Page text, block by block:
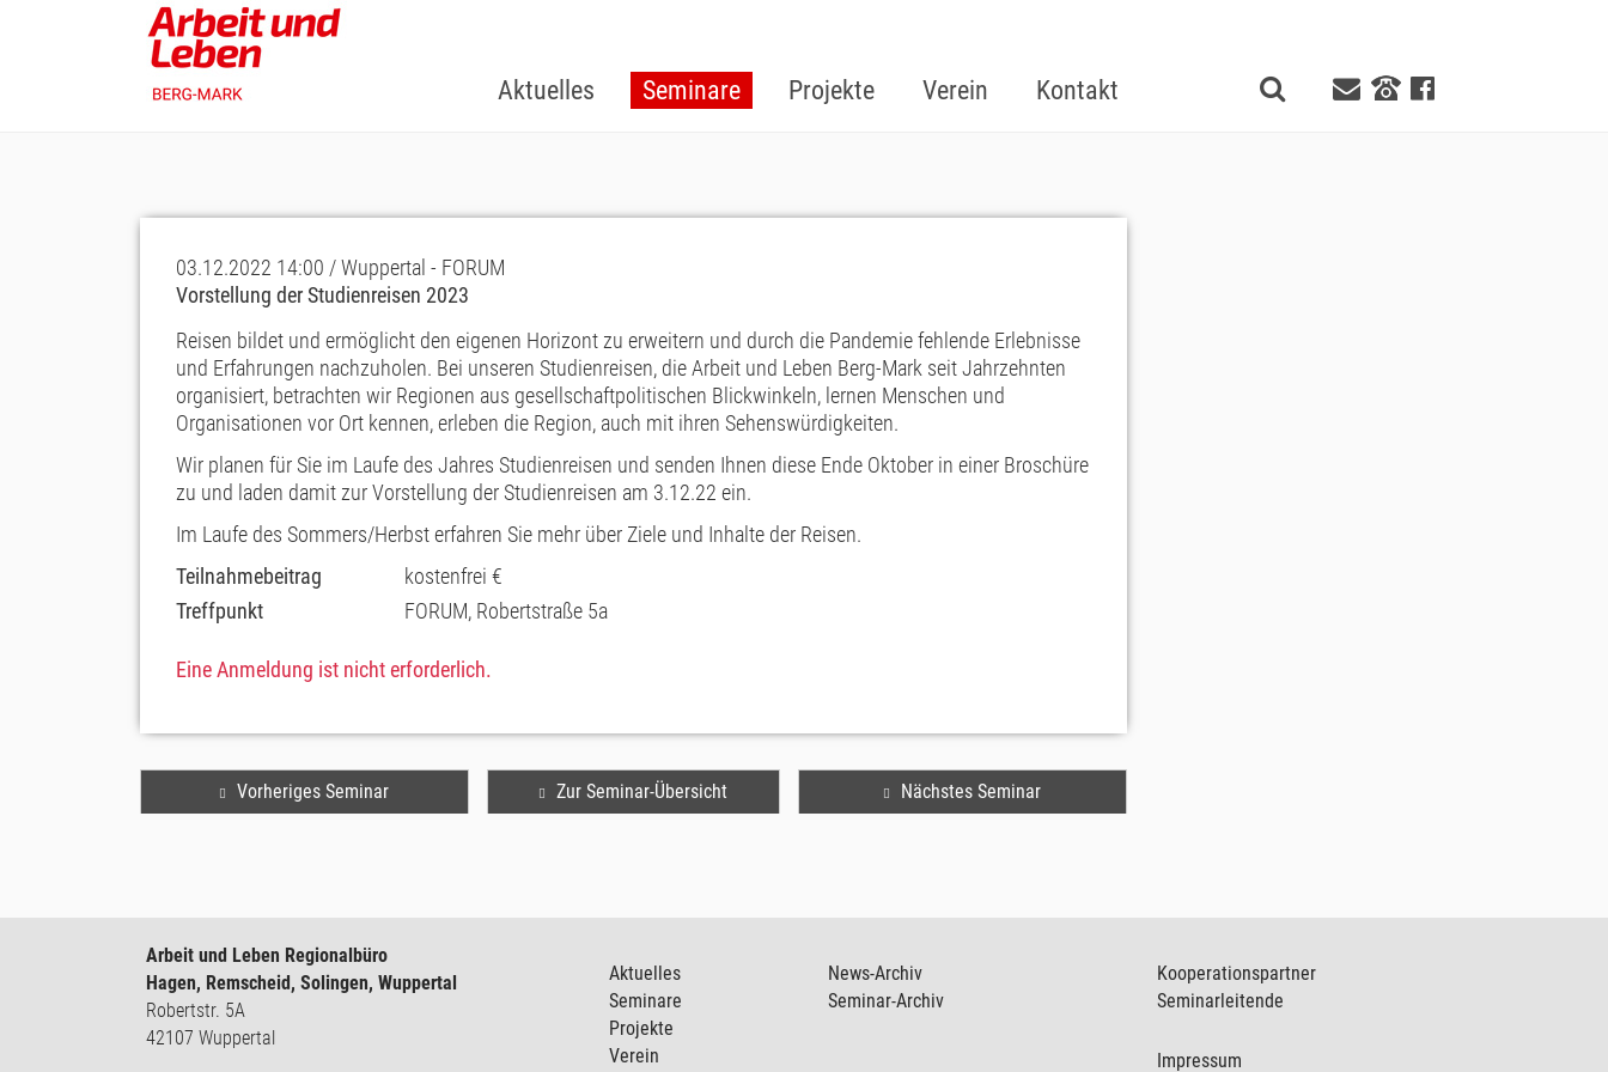
Aktuelles Seminare Projekte Verein Kontakt
03.12.2022 14:00 / Wuppertal - FORUM
Vorstellung der Studienreisen 2023
Reisen bildet und ermöglicht den eigenen Horizont zu erweitern und durch die Pandemie fehlende Erlebnisse
und Erfahrungen nachzuholen. Bei unseren Studienreisen, die Arbeit und Leben Berg-Mark seit Jahrzehnten
organisiert, betrachten wir Regionen aus gesellschaftpolitischen Blickwinkeln, lernen Menschen und
Organisationen vor Ort kennen, erleben die Region, auch mit ihren Sehenswürdigkeiten.
Wir planen für Sie im Laufe des Jahres Studienreisen und senden Ihnen diese Ende Oktober in einer Broschüre
zu und laden damit zur Vorstellung der Studienreisen am 3.12.22 ein.
Im Laufe des Sommers/Herbst erfahren Sie mehr über Ziele und Inhalte der Reisen.
Teilnahmebeitrag
kostenfrei €
Treffpunkt
FORUM, Robertstraße 5a
Eine Anmeldung ist nicht erforderlich.
Vorheriges Seminar Zur Seminar-Übersicht Nächstes Seminar
Arbeit und Leben Regionalbüro
Hagen, Remscheid, Solingen, Wuppertal
Robertstr. 5A
42107 Wuppertal
Aktuelles
Seminare
Projekte
Verein
News-Archiv
Seminar-Archiv
Kooperationspartner
Seminarleitende
Impressum